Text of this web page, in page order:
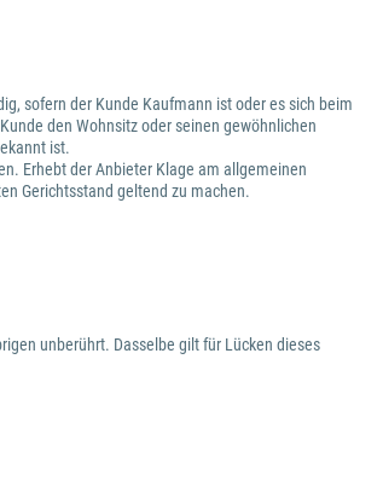
sofern der Kunde Kaufmann ist oder es sich beim
den Wohnsitz oder seinen gewöhnlichen
ist.
Erhebt der Anbieter Klage am allgemeinen
Gerichtsstand geltend zu machen.
unberührt. Dasselbe gilt für Lücken dieses